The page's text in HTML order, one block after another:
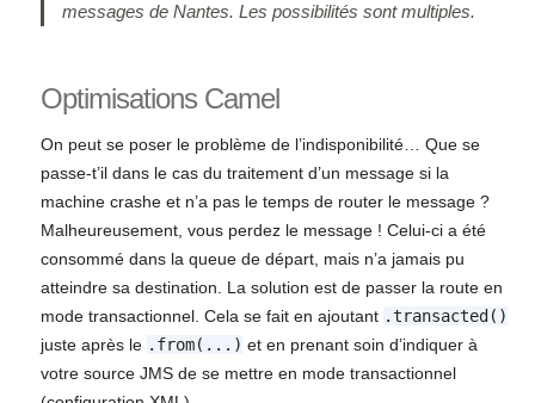
messages de Nantes. Les possibilités sont multiples.
Optimisations Camel
On peut se poser le problème de l’indisponibilité… Que se
passe-t’il dans le cas du traitement d’un message si la
machine crashe et n’a pas le temps de router le message ?
Malheureusement, vous perdez le message ! Celui-ci a été
consommé dans la queue de départ, mais n’a jamais pu
atteindre sa destination. La solution est de passer la route en
mode transactionnel. Cela se fait en ajoutant .transacted()
juste après le .from(...) et en prenant soin d’indiquer à
votre source JMS de se mettre en mode transactionnel